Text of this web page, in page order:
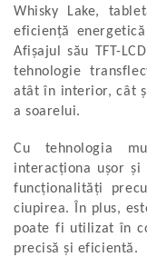
Whisky Lake,
eficiență
Afișajul său TFT-
tehnologie
atât în interior, cât
a soarelui.
Cu tehnologia
interacționa ușor
funcționalități
ciupirea. În plus,
poate fi utilizat în
precisă și eficientă.